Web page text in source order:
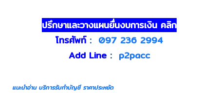
ปรึกษาและวางแผนยื่นงบการเงิน คลิก
โทรศัพท์: 097 236 2994
Add Line: p2pacc
แนะนำอ่าน บริการรับทำบัญชี ราคาประหยัด